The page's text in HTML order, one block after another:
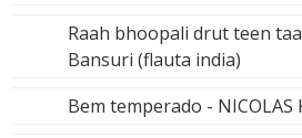
Raah bhoopali drut teen
Bansuri (flauta india)
Bem temperado - NICOLAS